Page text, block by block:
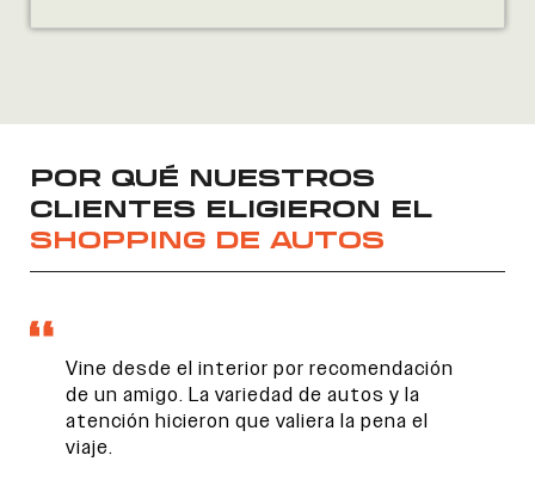
POR QUÉ NUESTROS
CLIENTES ELIGIERON EL
SHOPPING DE AUTOS
Vine desde el interior por recomendación
de un amigo. La variedad de autos y la
atención hicieron que valiera la pena el
viaje.